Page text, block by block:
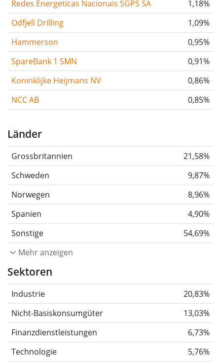
Redes Energeticas Nacionais SGPS SA
1,18%
Odfjell Drilling
1,09%
Hammerson
0,95%
SpareBank 1 SMN
0,91%
Koninklijke Heijmans NV
0,86%
NCC AB
0,85%
Länder
Grossbritannien
21,58%
Schweden
9,87%
Norwegen
8,96%
Spanien
4,90%
Sonstige
54,69%
Mehr anzeigen
Sektoren
Industrie
20,83%
Nicht-Basiskonsumgüter
13,03%
Finanzdienstleistungen
6,73%
Technologie
5,76%